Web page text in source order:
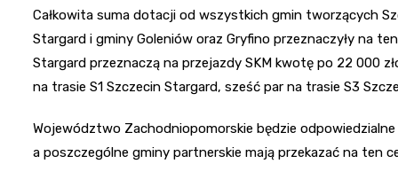
Całkowita suma dotacji od wszystkich gmin tworzących
Stargard i gminy Goleniów oraz Gryfino przeznaczyły na
Stargard przeznaczą na przejazdy SKM kwotę po 22 000
na trasie S1 Szczecin Stargard, sześć par na trasie S3
Województwo Zachodniopomorskie będzie
a poszczególne gminy partnerskie mają przekazać na ten